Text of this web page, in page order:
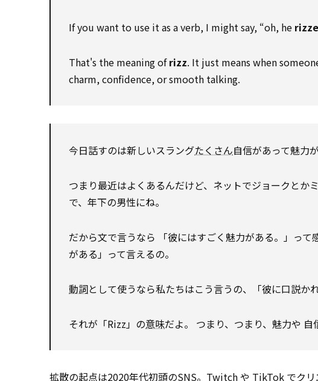
If you want to use it as a verb, I might say, “oh, he
That's the meaning ofrizz. It just means when
charm, confidence, or smooth talking.
今日話すのは新しいスラングたくさん自信があって魅力
つまり最近はよくあるんだけど、ネットでジョークとか
で、年下の男性にね。
だから文で言うなら 「彼にはすごく魅力がある。」って
がある」って言えるの。
動詞として使うなら私たちはこう言うの、「彼に口説か
それが「Rizz」の意味だよ。 つまり、つまり、魅力や
拡散の起点は2020年代初頭のSNS。Twitch や TikTok でク